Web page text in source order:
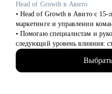
Head of Growth в Авито
• Head of Growth в Авито с 15-
маркетинге и управлении
• Помогаю специалистам и
следующий уровень влияния:
сложные решения, развивать
• За плечами — Авито,